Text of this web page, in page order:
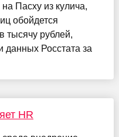
Пасху из кулича,
обойдется
тысячу рублей,
данных Росстата за
HR